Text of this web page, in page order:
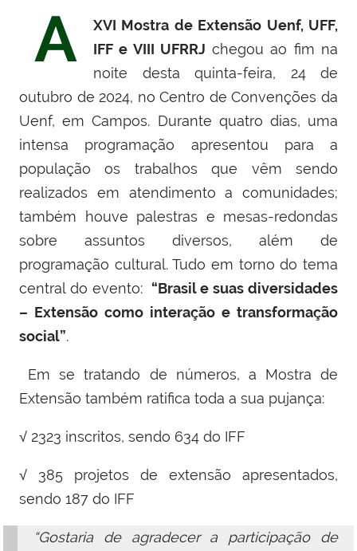
A
XVI Mostra de Extensão Uenf, UFF,
IFF e VIII UFRRJ chegou ao fim na
noite desta quinta-feira, 24 de
outubro de 2024, no Centro de Convenções da
Uenf, em Campos. Durante quatro dias, uma
intensa programação apresentou para a
população os trabalhos que vêm sendo
realizados em atendimento a comunidades;
também houve palestras e mesas-redondas
sobre assuntos diversos, além de
programação cultural. Tudo em torno do tema
central do evento: “Brasil e suas diversidades
– Extensão como interação e transformação
social”.
Em se tratando de números, a Mostra de
Extensão também ratifica toda a sua pujança:
√ 2323 inscritos, sendo 634 do IFF
√ 385 projetos de extensão apresentados,
sendo 187 do IFF
“Gostaria de agradecer a participação de